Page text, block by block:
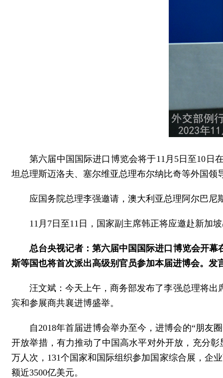
第六届中国国际进口博览会将于11月5日至10日
坦总理斯迈洛夫、塞尔维亚总理布尔纳比奇等外国领
应国务院总理李强邀请，澳大利亚总理阿尔巴尼
11月7日至11日，国家副主席韩正将应邀赴新加
总台央视记者：第六届中国国际进口博览会开
斯等国也将首次派出高级别官员参加本届进博会。
汪文斌：今天上午，商务部发布了李强总理将
宾和参展商共襄进博盛举。
自2018年首届进博会举办至今，进博会的“朋友
开放举措，有力推动了中国高水平对外开放，充分
万人次，131个国家和国际组织参加国家综合展，企
额近3500亿美元。